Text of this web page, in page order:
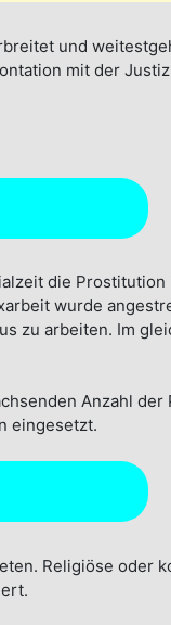
und
mit der
die
wurde
zu arbeiten. Im
Anzahl
eingesetzt.
Religiöse oder